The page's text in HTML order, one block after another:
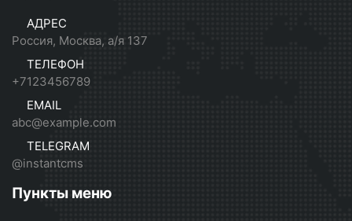
АДРЕС
Россия, Москва, а/я 137
ТЕЛЕФОН
+7123456789
EMAIL
abc@example.com
TELEGRAM
@instantcms
Пункты меню